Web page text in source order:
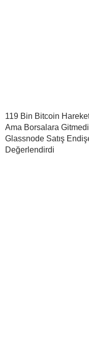
119 Bin Bitcoin
Ama Borsalara
Glassnode Satış
Değerlendirdi